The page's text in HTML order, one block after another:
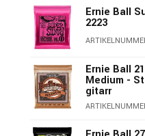
Ernie Ball
2223
Ernie Ball
Medium -
gitarr